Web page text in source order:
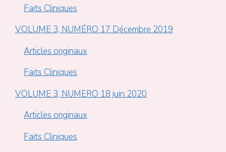
Faits Cliniques
VOLUME 3, NUMÉRO 17 Décembre 2019
Articles originaux
Faits Cliniques
VOLUME 3, NUMERO 18 juin 2020
Articles originaux
Faits Cliniques